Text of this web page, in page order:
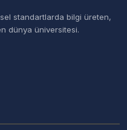
standartlarda bilgi üreten,
dünya üniversitesi.